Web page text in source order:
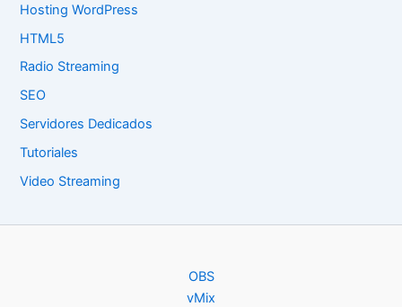
Hosting WordPress
HTML5
Radio Streaming
SEO
Servidores Dedicados
Tutoriales
Video Streaming
OBS
vMix